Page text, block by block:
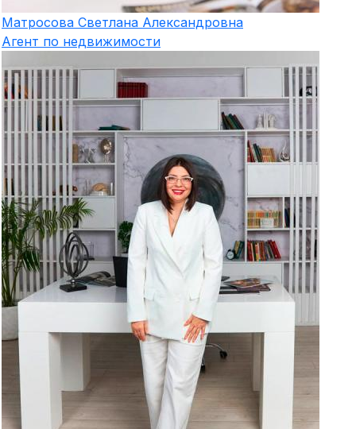
Матросова Светлана Александровна
Агент по недвижимости